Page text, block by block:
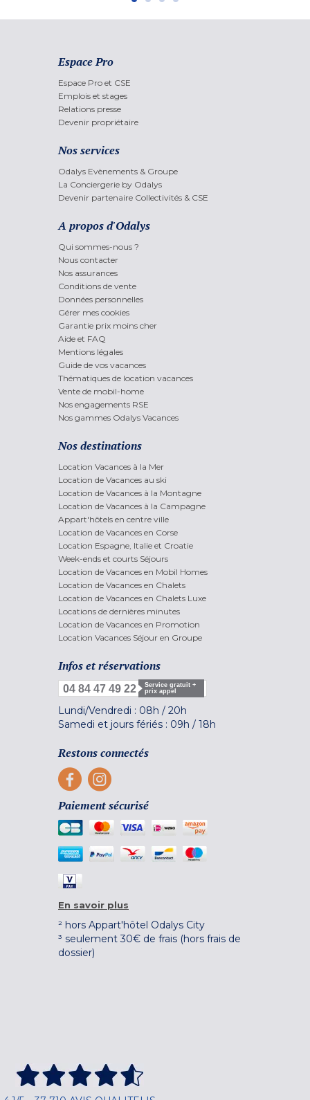
Espace Pro
Espace Pro et CSE
Emplois et stages
Relations presse
Devenir propriétaire
Nos services
Odalys Evènements & Groupe
La Conciergerie by Odalys
Devenir partenaire Collectivités & CSE
A propos d'Odalys
Qui sommes-nous ?
Nous contacter
Nos assurances
Conditions de vente
Données personnelles
Gérer mes cookies
Garantie prix moins cher
Aide et FAQ
Mentions légales
Guide de vos vacances
Thématiques de location vacances
Vente de mobil-home
Nos engagements RSE
Nos gammes Odalys Vacances
Nos destinations
Location Vacances à la Mer
Location de Vacances au ski
Location de Vacances à la Montagne
Location de Vacances à la Campagne
Appart'hôtels en centre ville
Location de Vacances en Corse
Location Espagne, Italie et Croatie
Week-ends et courts Séjours
Location de Vacances en Mobil Homes
Location de Vacances en Chalets
Location de Vacances en Chalets Luxe
Locations de dernières minutes
Location de Vacances en Promotion
Location Vacances Séjour en Groupe
Infos et réservations
04 84 47 49 22
Service gratuit +
prix appel
Lundi/Vendredi : 08h / 20h
Samedi et jours fériés : 09h / 18h
Restons connectés
Paiement sécurisé
En savoir plus
² hors Appart'hôtel Odalys City
³ seulement 30€ de frais (hors frais de
dossier)